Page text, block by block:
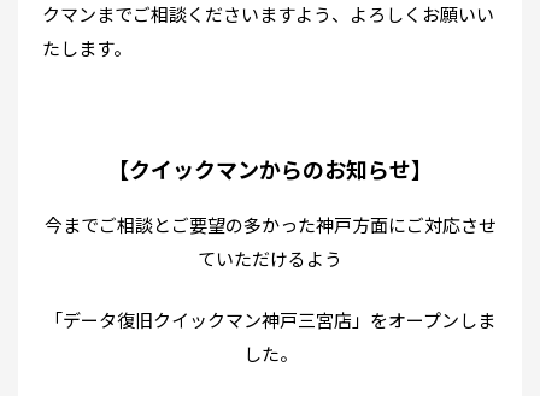
クマンまでご相談くださいますよう、よろしくお願いい
たします。
【クイックマンからのお知らせ】
今までご相談とご要望の多かった神戸方面にご対応させ
ていただけるよう
「データ復旧クイックマン神戸三宮店」をオープンしま
した。